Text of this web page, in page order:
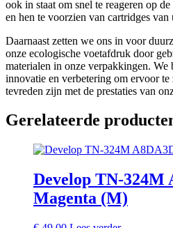
ook in staat om snel te reageren op
en hen te voorzien van cartridges
Daarnaast zetten we ons in voor
onze ecologische voetafdruk door
materialen in onze verpakkingen.
innovatie en verbetering om ervoor
tevreden zijn met de prestaties van
Gerelateerde
Develop TN-324M
Magenta (M)